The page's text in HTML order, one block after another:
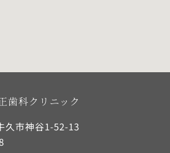
歯科クリニック
久市神谷1-52-13